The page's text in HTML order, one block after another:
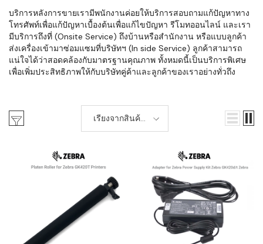
บริการหลังการขายเรามีพนักงานค่อยให้บริการสอบถามแก้ปัญหาทาง
โทรศัพท์เพื่อแก้ปัญหาเบื้องต้นเพื่อแก้ไขปัญหา รีโมทออนไลน์ และเรา
มีบริการถึงที่ (Onsite Service) ถึงบ้านหรือสำนักงาน หรือแบบลูกค้า
ส่งเครื่องเข้ามาซ่อมแซมที่บริษัทฯ (In side Service) ลูกค้าสามารถ
แน่ใจได้ว่าสอดคล้องกับมาตรฐานคุณภาพ ทั้งหมดนี้เป็นบริการพิเศษ
เพื่อเพิ่มประสิทธิภาพให้กับบริษัทคู่ค้าและลูกค้าของเราอย่างทั่วถึง
เรียงจากสินค้า
ใหม่-เก่า